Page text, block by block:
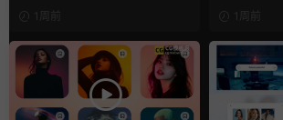
1周前 1周前